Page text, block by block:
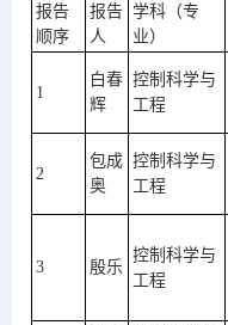
报告
顺序
报告
人
学科（专
业）
1
白春
辉
控制科学与
工程
2
包成
奥
控制科学与
工程
3 殷乐
控制科学与
工程